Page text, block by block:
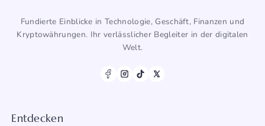
Fundierte Einblicke in Technologie, Geschäft, Finanzen und
Kryptowährungen. Ihr verlässlicher Begleiter in der digitalen
Welt.
Entdecken